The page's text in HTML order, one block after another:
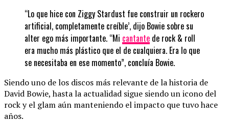
“Lo que hice con Ziggy Stardust fue construir un rockero
artificial, completamente creíble’, dijo Bowie sobre su
alter ego más importante. “Mi cantante de rock & roll
era mucho más plástico que el de cualquiera. Era lo que
se necesitaba en ese momento”, concluía Bowie.
Siendo uno de los discos más relevante de la historia de
David Bowie, hasta la actualidad sigue siendo un icono del
rock y el glam aún manteniendo el impacto que tuvo hace
años.